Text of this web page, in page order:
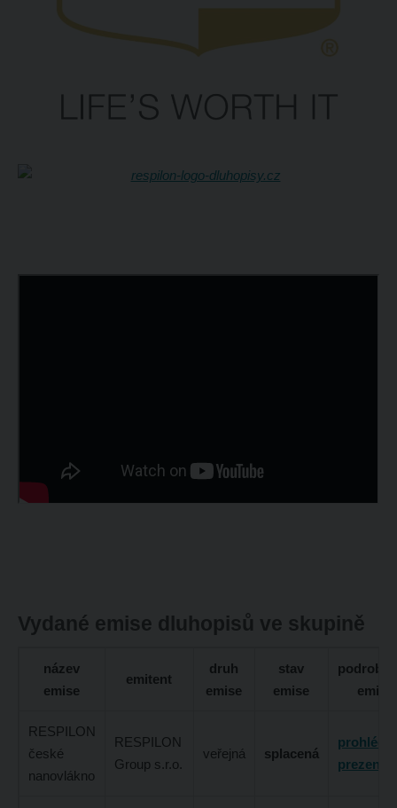
Vydané emise dluhopisů ve skupině
název
emise
emitent
druh
emise
stav
emise
emise
RESPILON
české
nanovlákno
RESPILON
Group s.r.o.
veřejná splacená